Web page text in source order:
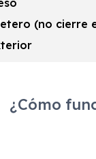
(no cierre
¿Cómo